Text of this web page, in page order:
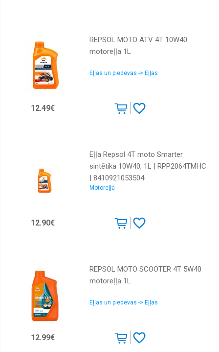
REPSOL MOTO ATV 4T 10W40
motoreļļa 1L
Eļļas un piedevas -> Eļļas
12.49€
Eļļa Repsol 4T moto Smarter
sintētika 10W40, 1L | RPP2064TMHC
| 8410921053504
Motoreļļa
12.90€
REPSOL MOTO SCOOTER 4T 5W40
motoreļļa 1L
Eļļas un piedevas -> Eļļas
12.99€